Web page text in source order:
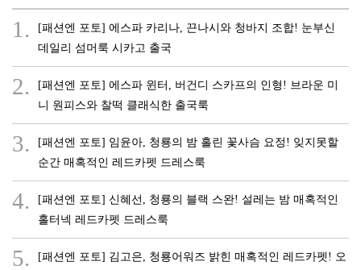
1.
[패션엔 포토] 에스파 카리나, 끈나시와 청바지 조합! 눈부신
데일리 섬머룩 시카고 출국
2.
[패션엔 포토] 에스파 윈터, 버건디 스카프의 인형! 브라운 미
니 원피스와 찰떡 클래식한 출국룩
3.
[패션엔 포토] 임윤아, 청룡의 밤 홀린 꽃사슴 요정! 잊지못할
순간 매혹적인 레드카펫 드레스룩
4.
[패션엔 포토] 신혜선, 청룡의 블랙 스완! 설레는 밤 매혹적인
홀터넥 레드카펫 드레스룩
5.
[패션엔 포토] 김고은, 청룡어워즈 밝힌 매혹적인 레드카펫! 오